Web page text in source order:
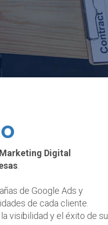
Digital
.
de Google Ads y
de cada cliente.
visibilidad y el éxito de su